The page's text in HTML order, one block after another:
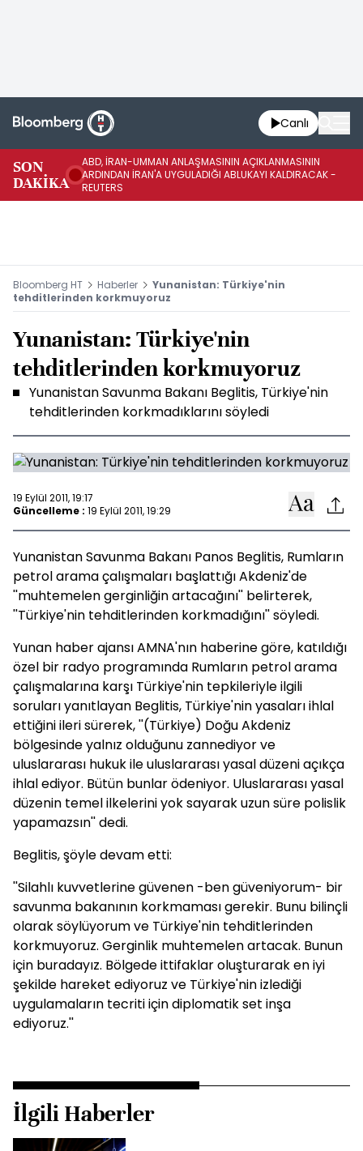
Canlı
SON
DAKİKA
ABD, İRAN-UMMAN ANLAŞMASININ AÇIKLANMASININ
ARDINDAN İRAN'A UYGULADIĞI ABLUKAYI KALDIRACAK -
REUTERS
Bloomberg HT Haberler
Yunanistan: Türkiye'nin
tehditlerinden korkmuyoruz
Yunanistan: Türkiye'nin
tehditlerinden korkmuyoruz
Yunanistan Savunma Bakanı Beglitis, Türkiye'nin
tehditlerinden korkmadıklarını söyledi
19 Eylül 2011, 19:17
Güncelleme : 19 Eylül 2011, 19:29
Yunanistan Savunma Bakanı Panos Beglitis, Rumların
petrol arama çalışmaları başlattığı Akdeniz'de
''muhtemelen gerginliğin artacağını'' belirterek,
''Türkiye'nin tehditlerinden korkmadığını'' söyledi.
Yunan haber ajansı AMNA'nın haberine göre, katıldığı
özel bir radyo programında Rumların petrol arama
çalışmalarına karşı Türkiye'nin tepkileriyle ilgili
soruları yanıtlayan Beglitis, Türkiye'nin yasaları ihlal
ettiğini ileri sürerek, ''(Türkiye) Doğu Akdeniz
bölgesinde yalnız olduğunu zannediyor ve
uluslararası hukuk ile uluslararası yasal düzeni açıkça
ihlal ediyor. Bütün bunlar ödeniyor. Uluslararası yasal
düzenin temel ilkelerini yok sayarak uzun süre polislik
yapamazsın'' dedi.
Beglitis, şöyle devam etti:
''Silahlı kuvvetlerine güvenen -ben güveniyorum- bir
savunma bakanının korkmaması gerekir. Bunu bilinçli
olarak söylüyorum ve Türkiye'nin tehditlerinden
korkmuyoruz. Gerginlik muhtemelen artacak. Bunun
için buradayız. Bölgede ittifaklar oluşturarak en iyi
şekilde hareket ediyoruz ve Türkiye'nin izlediği
uygulamaların tecriti için diplomatik set inşa
ediyoruz.''
İlgili Haberler